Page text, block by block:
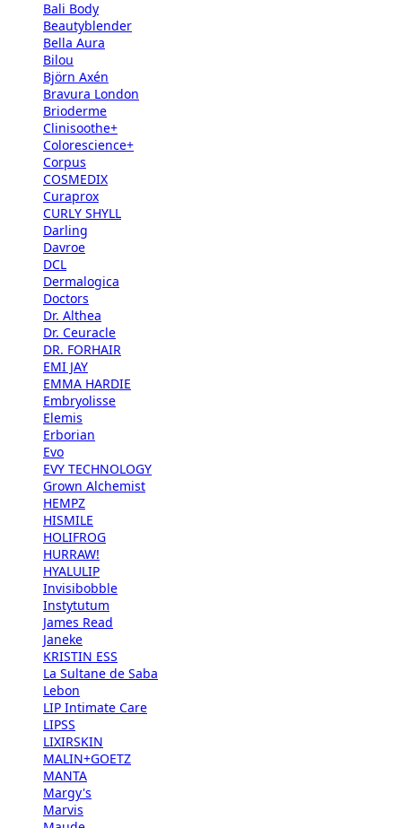
Bali Body
Beautyblender
Bella Aura
Bilou
Björn Axén
Bravura London
Brioderme
Clinisoothe+
Colorescience+
Corpus
COSMEDIX
Curaprox
CURLY SHYLL
Darling
Davroe
DCL
Dermalogica
Doctors
Dr. Althea
Dr. Ceuracle
DR. FORHAIR
EMI JAY
EMMA HARDIE
Embryolisse
Elemis
Erborian
Evo
EVY TECHNOLOGY
Grown Alchemist
HEMPZ
HISMILE
HOLIFROG
HURRAW!
HYALULIP
Invisibobble
Instytutum
James Read
Janeke
KRISTIN ESS
La Sultane de Saba
Lebon
LIP Intimate Care
LIPSS
LIXIRSKIN
MALIN+GOETZ
MANTA
Margy's
Marvis